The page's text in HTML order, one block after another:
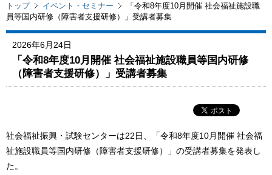
トップ イベント・セミナー
「令和8年度10月開催 社会福祉施設職
員等国内研修（障害者支援研修）」受講者募集
2026年6月24日
「令和8年度10月開催 社会福祉施設職員等国内研修
（障害者支援研修）」受講者募集
社会福祉振興・試験センターは22日、「令和8年度10月開催 社会福
祉施設職員等国内研修（障害者支援研修）」の受講者募集を発表し
た。